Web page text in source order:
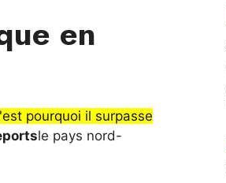
en
pourquoi il surpasse
le pays nord-